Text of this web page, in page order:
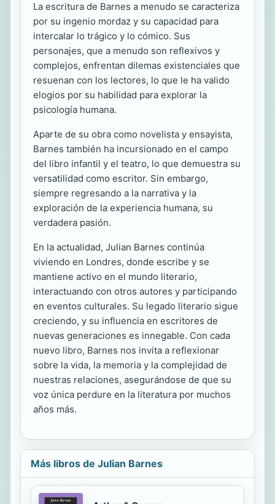
La escritura de Barnes a menudo se caracteriza
por su ingenio mordaz y su capacidad para
intercalar lo trágico y lo cómico. Sus
personajes, que a menudo son reflexivos y
complejos, enfrentan dilemas existenciales que
resuenan con los lectores, lo que le ha valido
elogios por su habilidad para explorar la
psicología humana.
Aparte de su obra como novelista y ensayista,
Barnes también ha incursionado en el campo
del libro infantil y el teatro, lo que demuestra su
versatilidad como escritor. Sin embargo,
siempre regresando a la narrativa y la
exploración de la experiencia humana, su
verdadera pasión.
En la actualidad, Julian Barnes continúa
viviendo en Londres, donde escribe y se
mantiene activo en el mundo literario,
interactuando con otros autores y participando
en eventos culturales. Su legado literario sigue
creciendo, y su influencia en escritores de
nuevas generaciones es innegable. Con cada
nuevo libro, Barnes nos invita a reflexionar
sobre la vida, la memoria y la complejidad de
nuestras relaciones, asegurándose de que su
voz única perdure en la literatura por muchos
años más.
Más libros de Julian Barnes